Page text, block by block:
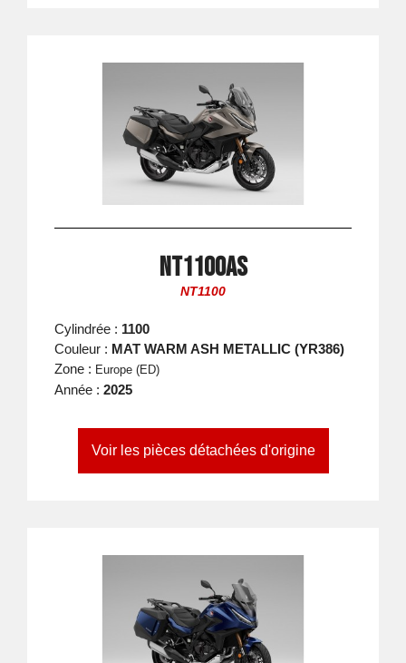
NT1100AS
NT1100
Cylindrée : 1100
Couleur : MAT WARM ASH METALLIC (YR386)
Zone : Europe (ED)
Année : 2025
Voir les pièces détachées d'origine